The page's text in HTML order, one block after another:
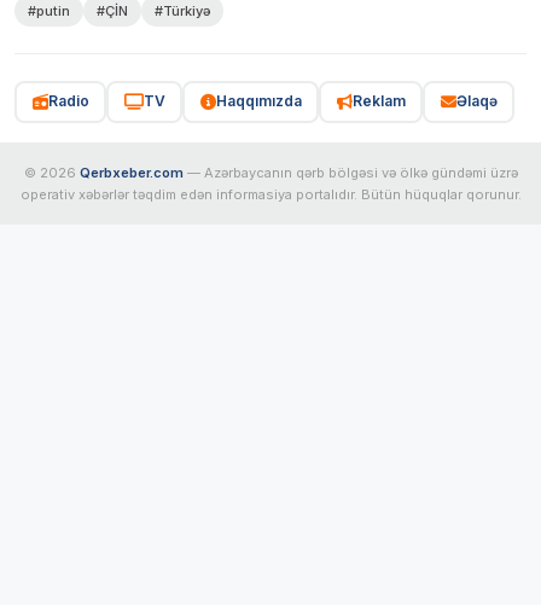
#putin
#ÇİN #Türkiyə
Radio TV Haqqımızda Reklam Əlaqə
© 2026 Qerbxeber.com — Azərbaycanın qərb bölgəsi və ölkə gündəmi üzrə
operativ xəbərlər təqdim edən informasiya portalıdır. Bütün hüquqlar qorunur.